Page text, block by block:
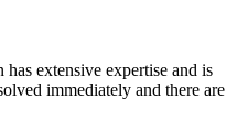
has extensive expertise and is
immediately and there are